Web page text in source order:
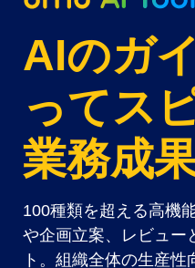
AIのガ
ってス
業務成
100種類を超える高機
や企画立案、レビュー
ト。組織全体の生産性